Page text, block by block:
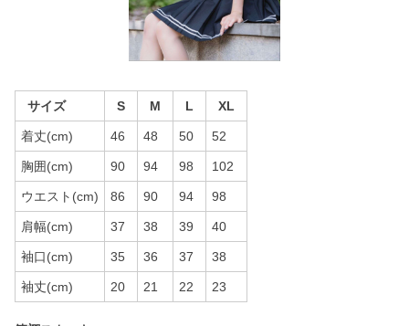
サイズ S M L XL
着丈(cm) 46 48 50 52
胸囲(cm) 90 94 98 102
ウエスト(cm) 86 90 94 98
肩幅(cm) 37 38 39 40
袖口(cm) 35 36 37 38
袖丈(cm) 20 21 22 23